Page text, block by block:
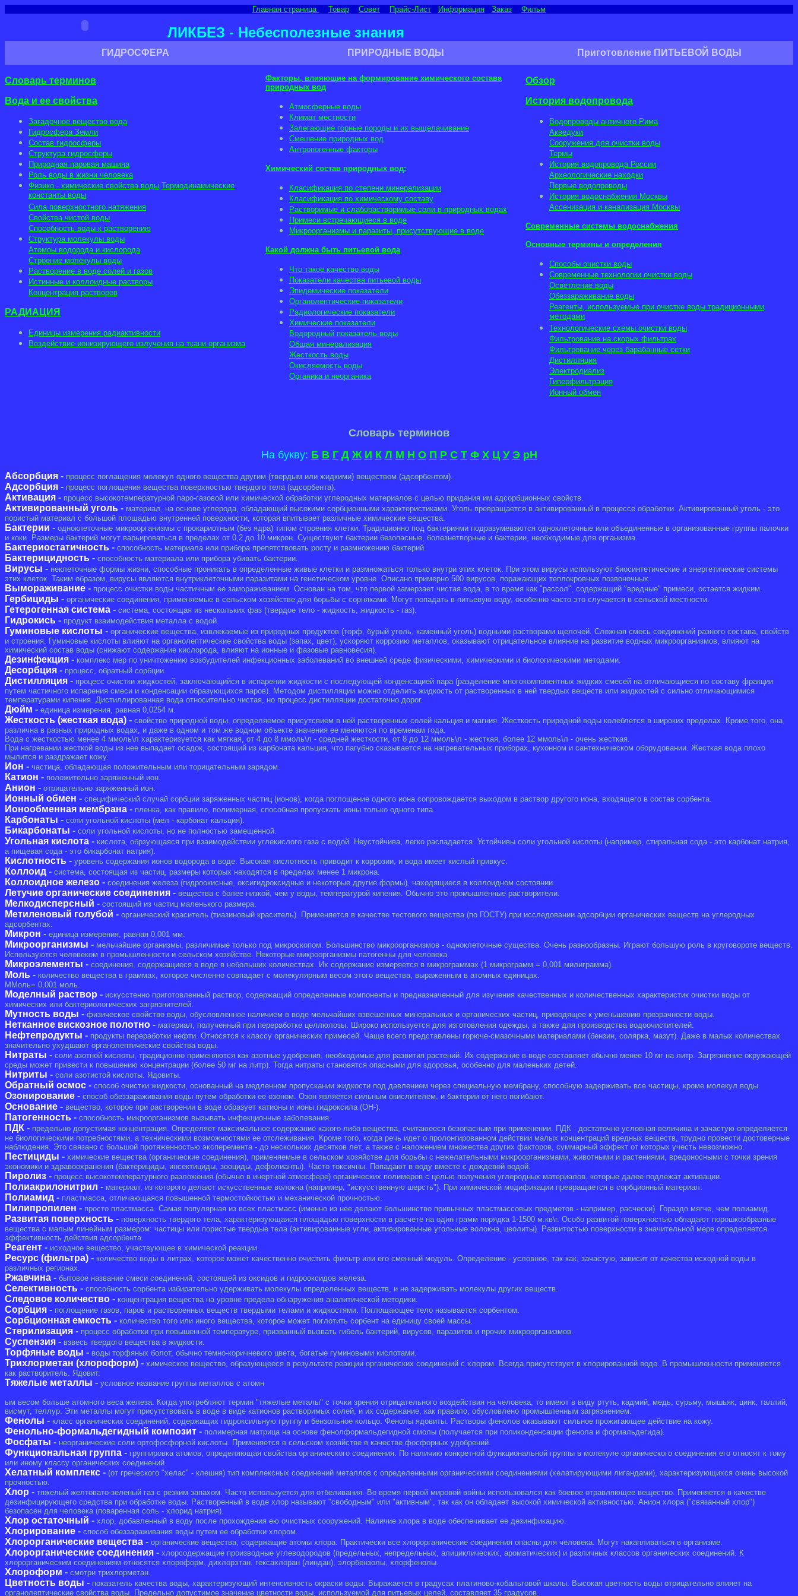
Главная страница Товар Совет Прайс-Лист Информация Заказ Фильм
ЛИКБЕЗ - Небесполезные знания
ГИДРОСФЕРА ПРИРОДНЫЕ ВОДЫ Приготовление ПИТЬЕВОЙ ВОДЫ
Словарь терминов
Вода и ее свойства
Загадочное вещество вода
Гидросфера Земли
Состав гидросферы
Структура гидросферы
Природная паровая машина
Роль воды в жизни человека
Физико - химические свойства воды Термодинамические
константы воды
Сила поверхностного натяжения
Свойства чистой воды
Способность воды к растворению
Структура молекулы воды
Атомоы водорода и кислорода
Строение молекулы воды
Растворение в воде солей и газов
Истинные и коллоидные растворы
Концентрация растворов
РАДИАЦИЯ
Единицы измерения радиактивности
Воздействие ионизирующего излучения на ткани организма
Факторы, влияющие на формирование химического состава
природных вод
Атмосферные воды
Климат местности
Залегающие горные породы и их выщелачивание
Смешение природных вод
Антропогенные факторы
Химический состав природных вод:
Класификация по степени минерализации
Класификация по химическому составу
Растворимые и слаборастворимые соли в природных водах
Примеси встречающиеся в воде
Микроорганизмы и паразиты, присутствующие в воде
Какой должна быть питьевой вода
Что такое качество воды
Показатели качества питьевой воды
Эпидемические показатели
Органолептические показатели
Радиологические показатели
Химические показатели
Водородный показатель воды
Общая минерализация
Жесткость воды
Окисляемость воды
Органика и неорганика
Обзор
История водопровода
Водопроводы античного Рима
Акведуки
Сооружения для очистки воды
Термы
История водопровода России
Археологические находки
Первые водопроводы
История водоснабжения Москвы
Ассенизация и канализация Москвы
Современные системы водоснабжения
Основные термины и определения
Способы очистки воды
Современные технологии очистки воды
Осветление воды
Обеззараживание воды
Реагенты, используемые при очистке воды традиционными
методами
Технологические схемы очистки воды
Фильтрование на скорых фильтрах
Фильтрование через барабанные сетки
Дистилляция
Электродиализ
Гиперфильтрация
Ионный обмен
Словарь терминов
На букву: Б В Г Д Ж И К Л М Н О П Р С Т Ф Х Ц У Э рН
Абсорбция - процесс поглащения молекул одного вещества другим (твердым или жидкими) веществом (адсорбентом).
Адсорбция - процесс поглощения вещества поверхностью твердого тела (адсорбента).
Активация - процесс высокотемпературной паро-газовой или химической обработки углеродных материалов с целью придания им адсорбционных свойств.
Активированный уголь - материал, на основе углерода, обладающий высокими сорбционными характеристиками. Уголь превращается в активированный в процессе обработки. Активированный уголь - это
пористый материал с большой площадью внутренней поверхности, которая впитывает различные химические вещества.
Бактерии - одноклеточные микроорганизмы с прокариотным (без ядра) типом строения клетки. Традиционно под бактериями подразумеваются одноклеточные или объединенные в организованные группы палочки
и коки. Размеры бактерий могут варьироваться в пределах от 0,2 до 10 микрон. Существуют бактерии безопасные, болезнетворные и бактерии, необходимые для организма.
Бактериостатичность - способность материала или прибора препятствовать росту и размножению бактерий.
Бактерицидность - способность материала или прибора убивать бактерии.
Вирусы - неклеточные формы жизни, способные проникать в определенные живые клетки и размножаться только внутри этих клеток. При этом вирусы используют биосинтетические и энергетические системы
этих клеток. Таким образом, вирусы являются внутриклеточными паразитами на генетическом уровне. Описано примерно 500 вирусов, поражающих теплокровных позвоночных.
Вымораживание - процесс очистки воды частичным ее замораживанием. Основан на том, что первой замерзает чистая вода, в то время как "рассол", содержащий "вредные" примеси, остается жидким.
Гербициды - органические соединения, применяемые в сельском хозяйстве для борьбы с сорняками. Могут попадать в питьевую воду, особенно часто это случается в сельской местности.
Гетерогенная система - система, состоящая из нескольких фаз (твердое тело - жидкость, жидкость - газ).
Гидрокись - продукт взаимодействия металла с водой.
Гуминовые кислоты - органические вещества, извлекаемые из природных продуктов (торф, бурый уголь, каменный уголь) водными растворами щелочей. Сложная смесь соединений разного состава, свойств
и строения. Гуминовые кислоты влияют на органолептические свойства воды (запах, цвет), ускоряют коррозию металлов, оказывают отрицательное влияние на развитие водных микроорганизмов, влияют на
химический состав воды (снижают содержание кислорода, влияют на ионные и фазовые равновесия).
Дезинфекция - комплекс мер по уничтожению возбудителей инфекционных заболеваний во внешней среде физическими, химическими и биологическими методами.
Десорбция - процесс, обратный сорбции.
Дистилляция - процесс очистки жидкостей, заключающийся в испарении жидкости с последующей конденсацией пара (разделение многокомпонентных жидких смесей на отличающиеся по составу фракции
путем частичного испарения смеси и конденсации образующихся паров). Методом дистилляции можно отделить жидкость от растворенных в ней твердых веществ или жидкостей с сильно отличающимися
температурами кипения. Дистиллированная вода относительно чистая, но процесс дистилляции достаточно дорог.
Дюйм - единица измерения, равная 0,0254 м.
Жесткость (жесткая вода) - свойство природной воды, определяемое присутсвием в ней растворенных солей кальция и магния. Жесткость природной воды колеблется в широких пределах. Кроме того, она
различна в разных природных водах, и даже в одном и том же водном объекте значения ее меняются по временам года.
Вода с жесткостью менее 4 ммоль\л характеризуется как мягкая, от 4 до 8 ммоль\л - средней жесткости, от 8 до 12 ммоль\л - жесткая, более 12 ммоль\л - очень жесткая.
При нагревании жесткой воды из нее выпадает осадок, состоящий из карбоната кальция, что пагубно сказывается на нагревательных приборах, кухонном и сантехническом оборудовании. Жесткая вода плохо
мылится и раздражает кожу.
Ион - частица, обладающая положительным или торицательным зарядом.
Катион - положительно заряженный ион.
Анион - отрицательно заряженный ион.
Ионный обмен - специфический случай сорбции заряженных частиц (ионов), когда поглощение одного иона сопровождается выходом в раствор другого иона, входящего в состав сорбента.
Ионообменная мембрана - пленка, как правило, полимерная, способная пропускать ионы только одного типа.
Карбонаты - соли угольной кислоты (мел - карбонат кальция).
Бикарбонаты - соли угольной кислоты, но не полностью замещенной.
Угольная кислота - кислота, обрзующаяся при взаимодействии углекислого газа с водой. Неустойчива, легко распадается. Устойчивы соли угольной кислоты (например, стиральная сода - это карбонат натрия,
а пищевая сода - это бикарбонат натрия).
Кислотность - уровень содержания ионов водорода в воде. Высокая кислотность приводит к коррозии, и вода имеет кислый привкус.
Коллоид - система, состоящая из частиц, размеры которых находятся в пределах менее 1 микрона.
Коллоидное железо - соединения железа (гидроокисные, оксигидроксидные и некоторые другие формы), находящиеся в коллоидном состоянии.
Летучие органические соединения - вещества с более низкой, чем у воды, температурой кипения. Обычно это промышленные растворители.
Мелкодисперсный - состоящий из частиц маленького размера.
Метиленовый голубой - органический краситель (тиазиновый краситель). Применяется в качестве тестового вещества (по ГОСТУ) при исследовании адсорбции органических веществ на углеродных
адсорбентах.
Микрон - единица измерения, равная 0,001 мм.
Микроорганизмы - мельчайшие организмы, различимые только под микроскопом. Большинство микроорганизмов - одноклеточные существа. Очень разнообразны. Играют большую роль в круговороте веществ.
Используются человеком в промышленности и сельском хозяйстве. Некоторые микроорганизмы патогенны для человека.
Микроэлементы - соединения, содержащиеся в воде в небольших количествах. Их содержание измеряется в микрограммах (1 микрограмм = 0,001 милиграмма).
Моль - количество вещества в граммах, которое численно совпадает с молекулярным весом этого вещества, выраженным в атомных единицах.
ММоль= 0,001 моль.
Моделный раствор - искусстенно приготовленный раствор, содержащий определенные компоненты и предназначенный для изучения качественных и количественных характеристик очистки воды от
химических или бактериологических загрязнителей.
Мутность воды - физическое свойство воды, обусловленное наличием в воде мельчайших взвешенных минеральных и органических частиц, приводящее к уменьшению прозрачности воды.
Нетканное вискозное полотно - материал, полученный при переработке целлюлозы. Широко используется для изготовления одежды, а также для производства водоочистителей.
Нефтепродукты - продукты переработки нефти. Относятся к классу органических примесей. Чаще всего представлены горюче-смазочными материалами (бензин, солярка, мазут). Даже в малых количествах
значительно ухудшают органолептические свойства воды.
Нитраты - соли азотной кислоты, традиционно применяются как азотные удобрения, необходимые для развития растений. Их содержание в воде составляет обычно менее 10 мг на литр. Загрязнение окружающей
среды может привести к повышению концентрации (более 50 мг на литр). Тогда нитраты становятся опасными для здоровья, особенно для маленьких детей.
Нитриты - соли азотистой кислоты. Ядовиты.
Обратный осмос - способ очистки жидкости, основанный на медленном пропускании жидкости под давлением через специальную мембрану, способную задерживать все частицы, кроме молекул воды.
Озонирование - способ обеззараживания воды путем обработки ее озоном. Озон является сильным окислителем, и бактерии от него погибают.
Основание - вещество, которое при растворении в воде образует катионы и ионы гидроксила (ОН-).
Патогенность - способность микроорганизмов вызывать инфекционные заболевания.
ПДК - предельно допустимая концентрация. Определяет максимальное содержание какого-либо вещества, считаюееся безопасным при применении. ПДК - достаточно условная величина и зачастую определяется
не биологическими потребностями, а техническими возможностями ее отслеживания. Кроме того, когда речь идет о пролонгированном действии малых концентраций вредных веществ, трудно провести достоверные
наблюдения. Это связано с большой протяженностью эксперемента - до нескольких десятков лет, а также с наложением множества других факторов, суммарный эффект от которых учесть невозможно.
Пестициды - химические вещества (органические соединения), применяемые в сельском хозяйстве для борьбы с нежелательными микроорганизмами, животными и растениями, вредоносными с точки зрения
экономики и здравоохранения (бактерициды, инсектициды, зооциды, дефолианты). Часто токсичны. Попадают в воду вместе с дождевой водой.
Пиролиз - процесс высокотемпературного разложения (обычно в инертной атмосфере) органических полимеров с целью получения углеродных материалов, которые далее подлежат активации.
Полиакрилонитрил - материал, из которого делают искусственные волокна (например, "искусственную шерсть"). При химической модификации превращается в сорбционный материал.
Полиамид - пластмасса, отличающаяся повышенной термостойкостью и механической прочностью.
Пилипропилен - просто пластмасса. Самая популярная из всех пластмасс (именно из нее делают большинство привычных пластмассовых предметов - например, расчески). Гораздо мягче, чем полиамид.
Развитая поверхность - поверхность твердого тела, характеризующаяся площадью поверхности в расчете на один грамм порядка 1-1500 м.кв\г. Особо развитой поверхностью обладают порошкообразные
вещества с малым линейным размером: частицы или пористые твердые тела (активированные угли, активированные угольные волокна, цеолиты). Развитостью поверхности в значительной мере определяется
эффективность действия адсорбента.
Реагент - исходное вещество, участвующее в химической реакции.
Ресурс (фильтра) - количество воды в литрах, которое может качественно очистить фильтр или его сменный модуль. Определение - условное, так как, зачастую, зависит от качества исходной воды в
различных регионах.
Ржавчина - бытовое название смеси соединений, состоящей из оксидов и гидрооксидов железа.
Селективность - способность сорбента избирательно удерживать молекулы определенных веществ, и не задерживать молекулы других веществ.
Следовое количество - концентрация вещества на уровне предела обнаружения аналитической методики.
Сорбция - поглощение газов, паров и растворенных веществ твердыми телами и жидкостями. Поглощающее тело называется сорбентом.
Сорбционная емкость - количество того или иного вещества, которое может поглотить сорбент на единицу своей массы.
Стерилизация - процесс обработки при повышенной температуре, призванный вызвать гибель бактерий, вирусов, паразитов и прочих микроорганизмов.
Суспензия - взвесь твердого вещества в жидкости.
Торфяные воды - воды торфяных болот, обычно темно-коричневого цвета, богатые гуминовыми кислотами.
Трихлорметан (хлороформ) - химическое вещество, образующееся в результате реакции органических соединений с хлором. Всегда присутствует в хлорированной воде. В промышленности применяется
как растворитель. Ядовит.
Тяжелые металлы - условное название группы металлов с атомн
ым весом больше атомного веса железа. Когда употребляют термин "тяжелые металы" с точки зрения отрицательного воздействия на человека, то имеют в виду ртуть, кадмий, медь, сурьму, мышьяк, цинк, таллий,
висмут, теллур. Эти металлы могут присутствовать в воде в виде катионов растворимых солей, и их содержание, как правило, обусловлено промышленным загрязнением.
Фенолы - класс органических соединений, содержащих гидроксильную группу и бензольное кольцо. Фенолы ядовиты. Растворы фенолов оказывают сильное прожигающее действие на кожу.
Фенольно-формальдегидный композит - полимерная матрица на основе фенолформальдегидной смолы (получается при поликонденсации фенола и формальдегида).
Фосфаты - неорганические соли ортофосфорной кислоты. Применяется в сельском хозяйстве в качестве фосфорных удобрений.
Функциональная группа - группировка атомов, определяющая свойства органического соединения. По наличию конкретной функциональной группы в молекуле органического соединения его относят к тому
или иному классу органических соединений.
Хелатный комплекс - (от греческого "хелас" - клешня) тип комплексных соединений металлов с определенными органическими соединениями (хелатирующими лигандами), характеризующихся очень высокой
прочностью.
Хлор - тяжелый желтовато-зеленый газ с резким запахом. Часто используется для отбеливания. Во время первой мировой войны использовался как боевое отравляющее вещество. Применяется в качестве
дезинфицирующего средства при обработке воды. Растворенный в воде хлор называют "свободным" или "активным", так как он обладает высокой химической активностью. Анион хлора ("связанный хлор")
безопасен для человека (поваренная соль - хлорид натрия).
Хлор остаточный - хлор, добавленный в воду после прохождения ею очистных сооружений. Наличие хлора в воде обеспечивает ее дезинфикацию.
Хлорирование - способ обеззараживания воды путем ее обработки хлором.
Хлорорганические вещества - органические вещества, содержащие атомы хлора. Практически все хлорорганические соединения опасны для человека. Могут накапливаться в организме.
Хлорорганические соединения - хлорсодержащие производные углеводородов (предельных, непредельных, алициклических, ароматических) и различных классов органических соединений. К
хлорорганическим соединениям относятся хлороформ, дихлорэтан, гексахлоран (линдан), элорбензолы, хлорфенолы.
Хлороформ - смотри трихлорметан.
Цветность воды - показатель качества воды, характеризующий интенсивность окраски воды. Выражается в градусах платиново-кобальтовой шкалы. Высокая цветность воды отрицательно влияет на
органолептические свойства воды. Предельно допустимое значение цветности воды, используемой для питьевых целей, составляет 35 градусов.